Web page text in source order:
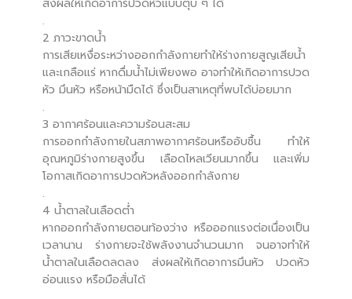
ส่งผลให้เกิดอาการปวดหัวแบบตุบ ๆ ได้
.
2 ภาวะขาดน้ำ
การเสียเหงื่อระหว่างออกกำลังกายทำให้ร่างกายสูญเสียน้ำ
และเกลือแร่ หากดื่มน้ำไม่เพียงพอ อาจทำให้เกิดอาการปวด
หัว มึนหัว หรือหน้ามืดได้ ซึ่งเป็นสาเหตุที่พบได้บ่อยมาก
.
3 อากาศร้อนและความร้อนสะสม
การออกกำลังกายในสภาพอากาศร้อนหรืออับชื้น ทำให้
อุณหภูมิร่างกายสูงขึ้น เลือดไหลเวียนมากขึ้น และเพิ่ม
โอกาสเกิดอาการปวดหัวหลังออกกำลังกาย
.
4 น้ำตาลในเลือดต่ำ
หากออกกำลังกายตอนท้องว่าง หรือออกแรงต่อเนื่องเป็น
เวลานาน ร่างกายจะใช้พลังงานจำนวนมาก จนอาจทำให้
น้ำตาลในเลือดลดลง ส่งผลให้เกิดอาการมึนหัว ปวดหัว
อ่อนแรง หรือมือสั่นได้